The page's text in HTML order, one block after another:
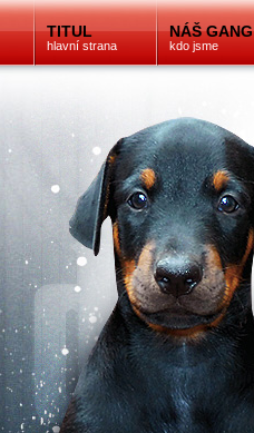
TITUL
hlavní strana
NÁŠ GANG
kdo jsme